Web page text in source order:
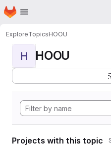
Skip to main content
Homepage
ExploreTopicsHOOU
H HOOU
Projects with this topic